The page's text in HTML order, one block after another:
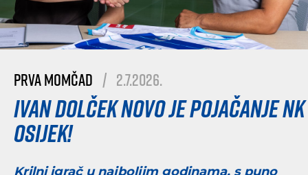
Prva momčad | 2.7.2026.
Ivan Dolček novo je pojačanje NK
Osijek!
Krilni igrač u najboljim godinama, s puno